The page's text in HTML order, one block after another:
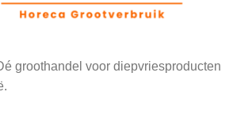
groothandel voor diepvriesproducten